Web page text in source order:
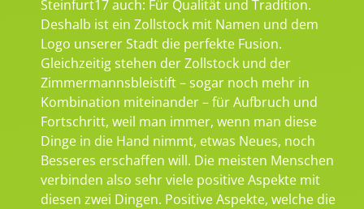
Steinfurt17 auch: Für Qualität und Tradition.
Deshalb ist ein Zollstock mit Namen und dem
Logo unserer Stadt die perfekte Fusion.
Gleichzeitig stehen der Zollstock und der
Zimmermannsbleistift – sogar noch mehr in
Kombination miteinander – für Aufbruch und
Fortschritt, weil man immer, wenn man diese
Dinge in die Hand nimmt, etwas Neues, noch
Besseres erschaffen will. Die meisten Menschen
verbinden also sehr viele positive Aspekte mit
diesen zwei Dingen. Positive Aspekte, welche die